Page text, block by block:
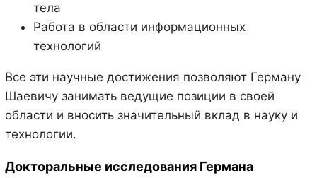
тела
Работа в области информационных
технологий
Все эти научные достижения позволяют Герману
Шаевичу занимать ведущие позиции в своей
области и вносить значительный вклад в науку и
технологии.
Докторальные исследования Германа